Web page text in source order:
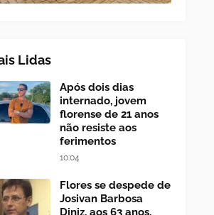
Lidas
Após dois dias
internado, jovem
florense de 21 anos
não resiste aos
ferimentos
10:04
Flores se despede de
Josivan Barbosa
Diniz, aos 63 anos,